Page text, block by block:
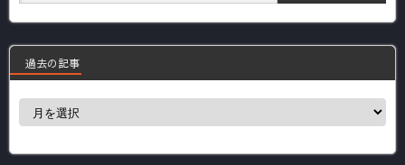
過去の記事
過
事